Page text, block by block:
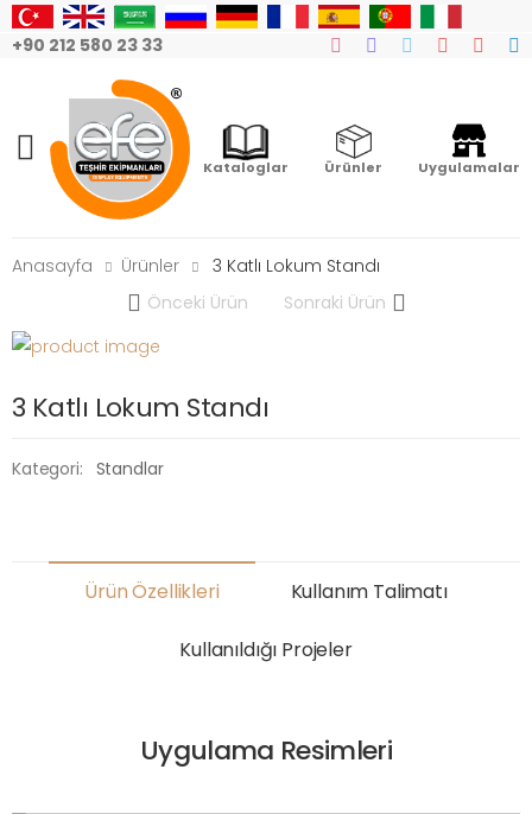
+90 212 580 23 33
Mobile MenuKataloglar Ürünler Uygulamalar
Anasayfa Ürünler
3 Katlı Lokum Standı
Önceki Ürün
Sonraki Ürün
3 Katlı Lokum Standı
Kategori: Standlar
Ürün Özellikleri Kullanım Talimatı
Kullanıldığı Projeler
Uygulama Resimleri